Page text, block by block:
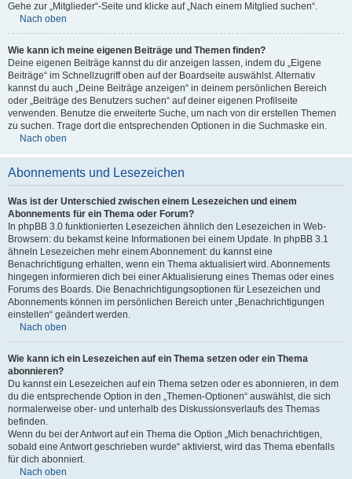
Gehe zur „Mitglieder“-Seite und klicke auf „Nach einem Mitglied suchen“.
Nach oben
Wie kann ich meine eigenen Beiträge und Themen finden?
Deine eigenen Beiträge kannst du dir anzeigen lassen, indem du „Eigene
Beiträge“ im Schnellzugriff oben auf der Boardseite auswählst. Alternativ
kannst du auch „Deine Beiträge anzeigen“ in deinem persönlichen Bereich
oder „Beiträge des Benutzers suchen“ auf deiner eigenen Profilseite
verwenden. Benutze die erweiterte Suche, um nach von dir erstellen Themen
zu suchen. Trage dort die entsprechenden Optionen in die Suchmaske ein.
Nach oben
Abonnements und Lesezeichen
Was ist der Unterschied zwischen einem Lesezeichen und einem
Abonnements für ein Thema oder Forum?
In phpBB 3.0 funktionierten Lesezeichen ähnlich den Lesezeichen in Web-
Browsern: du bekamst keine Informationen bei einem Update. In phpBB 3.1
ähneln Lesezeichen mehr einem Abonnement: du kannst eine
Benachrichtigung erhalten, wenn ein Thema aktualisiert wird. Abonnements
hingegen informieren dich bei einer Aktualisierung eines Themas oder eines
Forums des Boards. Die Benachrichtigungsoptionen für Lesezeichen und
Abonnements können im persönlichen Bereich unter „Benachrichtigungen
einstellen“ geändert werden.
Nach oben
Wie kann ich ein Lesezeichen auf ein Thema setzen oder ein Thema
abonnieren?
Du kannst ein Lesezeichen auf ein Thema setzen oder es abonnieren, in dem
du die entsprechende Option in den „Themen-Optionen“ auswählst, die sich
normalerweise ober- und unterhalb des Diskussionsverlaufs des Themas
befinden.
Wenn du bei der Antwort auf ein Thema die Option „Mich benachrichtigen,
sobald eine Antwort geschrieben wurde“ aktivierst, wird das Thema ebenfalls
für dich abonniert.
Nach oben